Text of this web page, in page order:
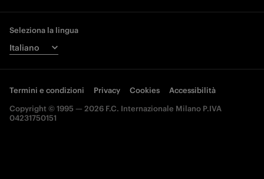
Seleziona la lingua
Termini e condizioni Privacy Cookies
Accessibilità
Copyright © 1995 — 2026 F.C. Internazionale Milano P.IVA
04231750151